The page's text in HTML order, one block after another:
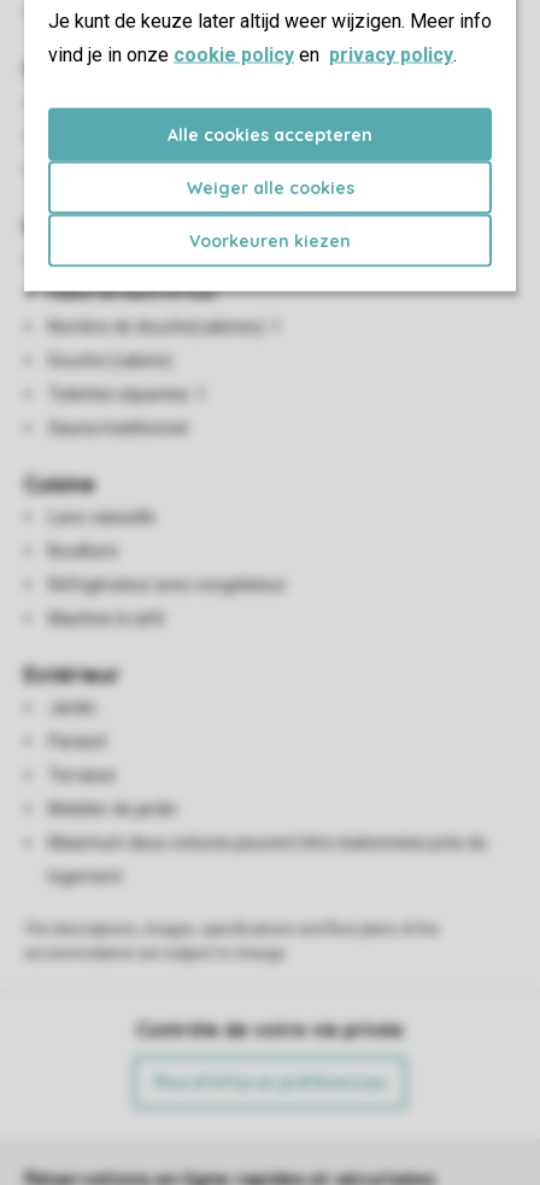
Je kunt de keuze later altijd weer wijzigen. Meer info
vind je in onze cookie policy en privacy policy.
Alle cookies accepteren
Weiger alle cookies
Voorkeuren kiezen
Nombre de chambres: 3
Salon/salle à manger
Tv
Installations sanitaires
Salles de bains en bas: 1
Salles de bains en bas
Nombre de douche(cabines): 1
Douche (cabine)
Toilettes séparées: 1
Sauna traditionnel
Cuisine
Lave-vaisselle
Bouilloire
Réfrigérateur avec congélateur
Machine à café
Extérieur
Jardin
Parasol
Terrasse
Mobilier de jardin
Maximum deux voitures peuvent être stationnées près du
logement
Contrôle de votre vie privée
Plus d’infos et préférences
Réservations en ligne rapides et sécurisées